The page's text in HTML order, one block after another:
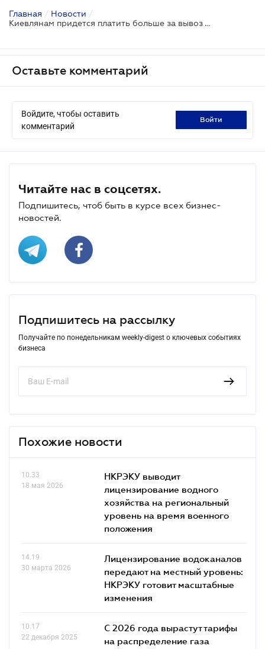
Главная / Новости /
Киевлянам придется платить больше за вывоз твердых бытовых отходов
Оставьте комментарий
Войдите, чтобы оставить
комментарий
войти
Читайте нас в соцсетях.
Подпишитесь, чтоб быть в курсе всех бизнес-
новостей.
Подпишитесь на рассылку
Получайте по понедельникам weekly-digest о ключевых событиях
бизнеса
Похожие новости
10.33
18 мая 2026
НКРЭКУ выводит
лицензирование водного
хозяйства на региональный
уровень на время военного
положения
14.19
30 марта 2026
Лицензирование водоканалов
передают на местный уровень:
НКРЭКУ готовит масштабные
изменения
10.17
22 декабря 2025
С 2026 года вырастут тарифы
на распределение газа